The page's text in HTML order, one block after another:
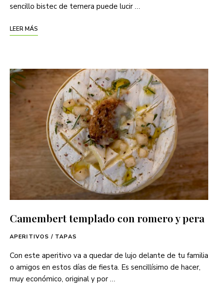
sencillo bistec de ternera puede lucir …
LEER MÁS
Camembert templado con romero y pera
APERITIVOS / TAPAS
Con este aperitivo va a quedar de lujo delante de tu familia
o amigos en estos días de fiesta. Es sencillísimo de hacer,
muy económico, original y por …